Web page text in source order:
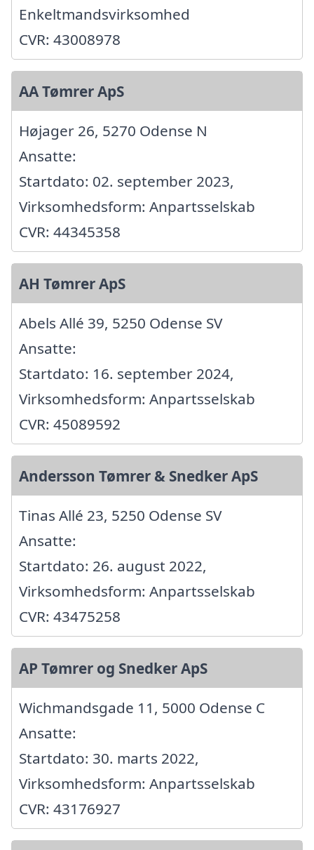
Enkeltmandsvirksomhed
CVR: 43008978
AA Tømrer ApS
Højager 26, 5270 Odense N
Ansatte:
Startdato: 02. september 2023,
Virksomhedsform: Anpartsselskab
CVR: 44345358
AH Tømrer ApS
Abels Allé 39, 5250 Odense SV
Ansatte:
Startdato: 16. september 2024,
Virksomhedsform: Anpartsselskab
CVR: 45089592
Andersson Tømrer & Snedker ApS
Tinas Allé 23, 5250 Odense SV
Ansatte:
Startdato: 26. august 2022,
Virksomhedsform: Anpartsselskab
CVR: 43475258
AP Tømrer og Snedker ApS
Wichmandsgade 11, 5000 Odense C
Ansatte:
Startdato: 30. marts 2022,
Virksomhedsform: Anpartsselskab
CVR: 43176927